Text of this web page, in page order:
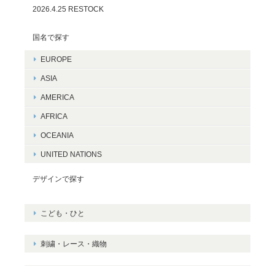
2026.4.25 RESTOCK
国名で探す
EUROPE
ASIA
AMERICA
AFRICA
OCEANIA
UNITED NATIONS
デザインで探す
こども・ひと
刺繍・レース・織物